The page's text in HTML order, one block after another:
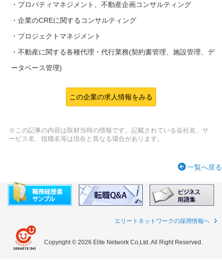
・プロパティマネジメント、不動産企画コンサルティング
・企業のCREに関するコンサルティング
・プロジェクトマネジメント
・不動産に関する各種代理・代行業務(契約書管理、施設管理、デ
ータベース管理)
この企業の求人情報をみる
※この記事の内容は取材当時の情報です。記載されている会社名、サ
ービス名、役職名等は現在と異なる場合があります。
一覧へ戻る
エリートネットワークの採用情報へ
Copyright © 2026 Elite Network Co,Ltd. All Right Reserved.